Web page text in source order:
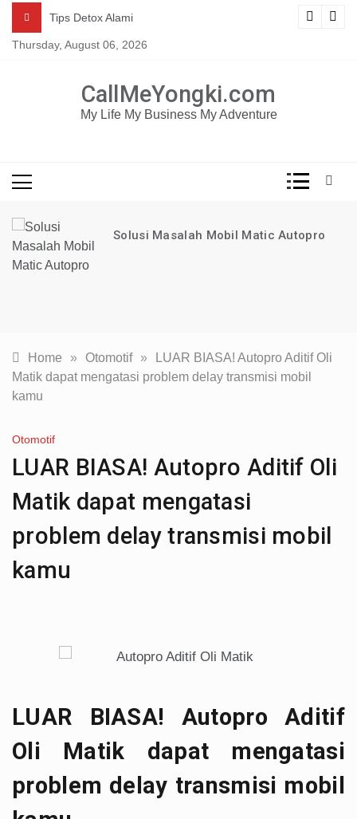
Mau dapat tutorial digital marketing GRATIS selama 1
content
Tips Detox Alami
Thursday, August 06, 2026
CallMeYongki.com
My Life My Business My Adventure
Solusi Masalah Mobil Matic Autopro
Home » Otomotif »
LUAR BIASA! Autopro Aditif Oli
Matik dapat mengatasi problem delay transmisi mobil
kamu
Otomotif
LUAR BIASA! Autopro Aditif Oli
Matik dapat mengatasi
problem delay transmisi mobil
kamu
LUAR BIASA! Autopro Aditif
Oli Matik dapat mengatasi
problem delay transmisi mobil